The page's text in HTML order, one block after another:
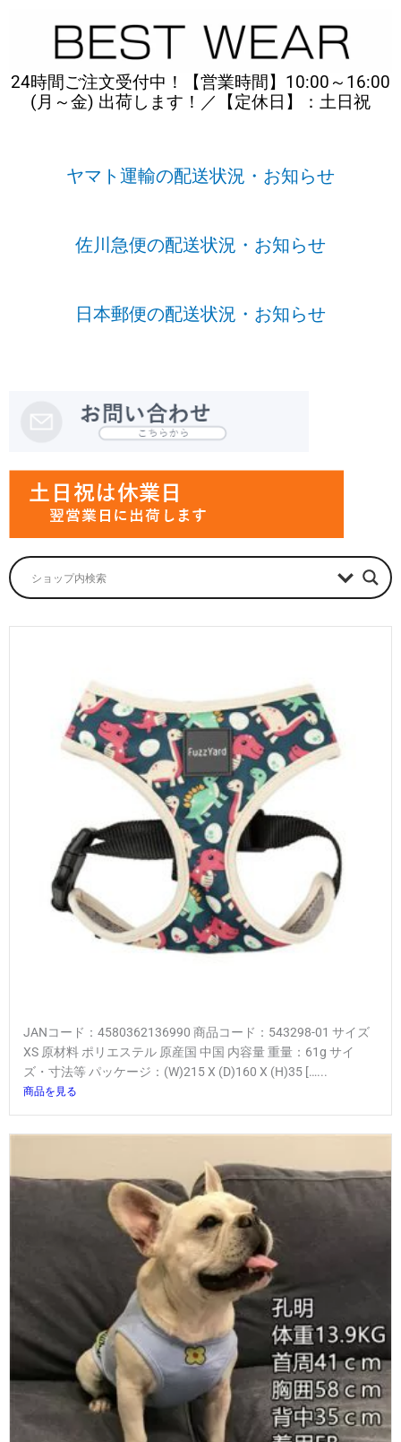
24時間ご注文受付中！【営業時間】10:00～16:00
(月～金) 出荷します！／【定休日】：土日祝
ヤマト運輸の配送状況・お知らせ
佐川急便の配送状況・お知らせ
日本郵便の配送状況・お知らせ
JANコード：4580362136990 商品コード：543298-01 サイズ
XS 原材料 ポリエステル 原産国 中国 内容量 重量：61g サイ
ズ・寸法等 パッケージ：(W)215 X (D)160 X (H)35 […...
商品を見る